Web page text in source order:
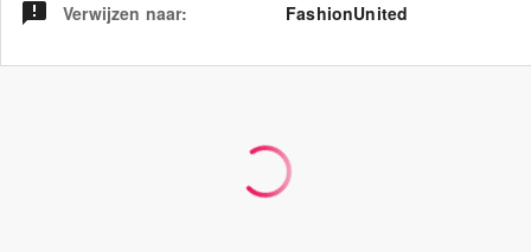
Verwijzen naar: FashionUnited